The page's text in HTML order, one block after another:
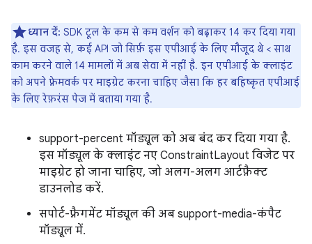
ध्यान दें: SDK टूल के कम से कम वर्शन को बढ़ाकर 14 कर दिया गया
है. इस वजह से, कई API जो सिर्फ़ इस एपीआई के लिए मौजूद थे < साथ
काम करने वाले 14 मामलों में अब सेवा में नहीं है. इन एपीआई के क्लाइंट
को अपने फ़्रेमवर्क पर माइग्रेट करना चाहिए जैसा कि हर बहिष्कृत एपीआई
के लिए रेफ़रंस पेज में बताया गया है.
support-percent मॉड्यूल को अब बंद कर दिया गया है.
इस मॉड्यूल के क्लाइंट नए ConstraintLayout विजेट पर
माइग्रेट हो जाना चाहिए, जो अलग-अलग आर्टफ़ैक्ट
डाउनलोड करें.
सपोर्ट-फ़्रैगमेंट मॉड्यूल की अब support-media-कंपैट
मॉड्यूल में.